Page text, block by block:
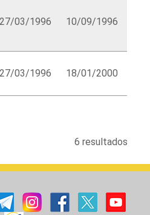
27/03/1996 10/09/1996
27/03/1996 18/01/2000
6 resultados